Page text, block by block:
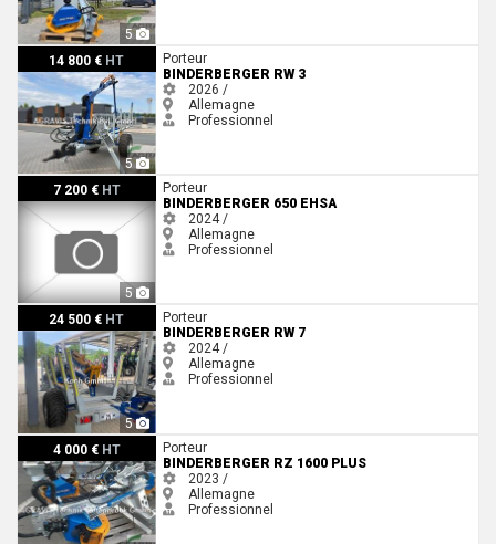
5
14 800 € HT
5
Binderberger RW 3
Porteur
BINDERBERGER RW 3
2026 /
Allemagne
Professionnel
7 200 € HT
5
Binderberger 650 EHSA
Porteur
BINDERBERGER 650 EHSA
2024 /
Allemagne
Professionnel
24 500 € HT
5
Binderberger RW 7
Porteur
BINDERBERGER RW 7
2024 /
Allemagne
Professionnel
4 000 € HT
Binderberger RZ 1600 PLUSPorteur
BINDERBERGER RZ 1600 PLUS
2023 /
Allemagne
Professionnel